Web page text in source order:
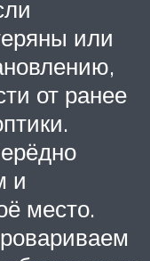
или
от ранее
и
место.